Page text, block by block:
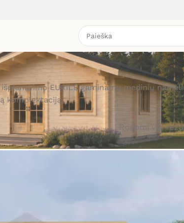
EURILĖ gaminamų medinių
komplektaciją.
Rodomi visi